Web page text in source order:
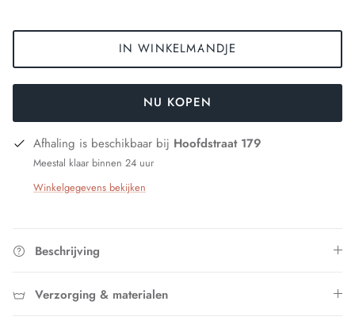
IN WINKELMANDJE
NU KOPEN
Afhaling is beschikbaar bij Hoofdstraat 179
Meestal klaar binnen 24 uur
Winkelgegevens bekijken
Beschrijving
Verzorging & materialen